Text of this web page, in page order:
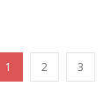
1 2 3